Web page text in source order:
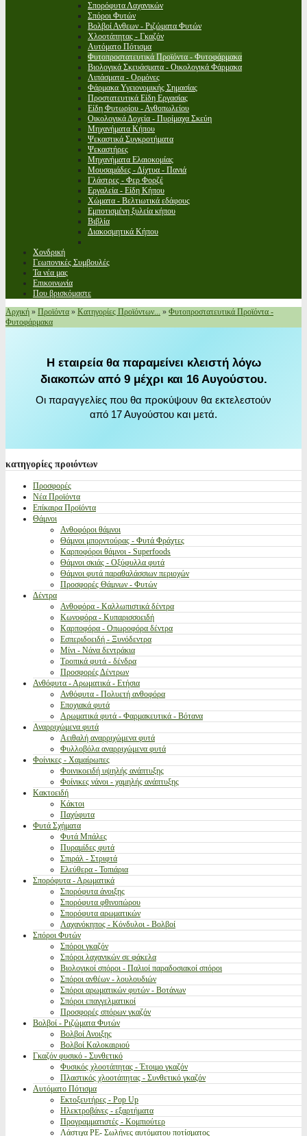
Σπορόφυτα Λαχανικών
Σπόροι Φυτών
Βολβοί Ανθεων - Ριζώματα Φυτών
Χλοοτάπητας - Γκαζόν
Αυτόματο Πότισμα
Φυτοπροστατευτικά Προϊόντα - Φυτοφάρμακα
Βιολογικά Σκευάσματα - Οικολογικά Φάρμακα
Λιπάσματα - Ορμόνες
Φάρμακα Υγειονομικής Σημασίας
Προστατευτικά Είδη Εργασίας
Είδη Φυτωρίου - Ανθοπωλείου
Οικολογικά Δοχεία - Πυρίμαχα Σκεύη
Μηχανήματα Κήπου
Ψεκαστικά Συγκροτήματα
Ψεκαστήρες
Μηχανήματα Ελαιοκομίας
Μουσαμάδες - Δίχτυα - Πανιά
Γλάστρες - Φερ Φορζέ
Εργαλεία - Είδη Κήπου
Χώματα - Βελτιωτικά εδάφους
Εμποτισμένη ξυλεία κήπου
Βιβλία
Διακοσμητικά Κήπου
Χονδρική
Γεωπονικές Συμβουλές
Τα νέα μας
Επικοινωνία
Που βρισκόμαστε
Αρχική » Προϊόντα » Κατηγορίες Προϊόντων... » Φυτοπροστατευτικά Προϊόντα -
Φυτοφάρμακα
Η εταιρεία θα παραμείνει κλειστή λόγω
διακοπών από 9 μέχρι και 16 Αυγούστου.
Οι παραγγελίες που θα προκύψουν θα εκτελεστούν
από 17 Αυγούστου και μετά.
κατηγορίες προιόντων
Προσφορές
Νέα Προϊόντα
Επίκαιρα Προϊόντα
Θάμνοι
Ανθοφόροι θάμνοι
Θάμνοι μπορντούρας - Φυτά Φράχτες
Καρποφόροι θάμνοι - Superfoods
Θάμνοι σκιάς - Οξύφυλλα φυτά
Θάμνοι φυτά παραθαλάσσιων περιοχών
Προσφορές Θάμνων - Φυτών
Δέντρα
Ανθοφόρα - Καλλωπιστικά δέντρα
Κωνοφόρα - Κυπαρισσοειδή
Καρποφόρα - Οπωροφόρα δέντρα
Εσπεριδοειδή - Ξυνόδεντρα
Μίνι - Νάνα δεντράκια
Τροπικά φυτά - δένδρα
Προσφορές Δέντρων
Ανθόφυτα - Αρωματικά - Ετήσια
Ανθόφυτα - Πολυετή ανθοφόρα
Εποχιακά φυτά
Αρωματικά φυτά - Φαρμακευτικά - Βότανα
Αναρριχώμενα φυτά
Αειθαλή αναρριχώμενα φυτά
Φυλλοβόλα αναρριχώμενα φυτά
Φοίνικες - Χαμαίρωπες
Φοινικοειδή υψηλής ανάπτυξης
Φοίνικες νάνοι - χαμηλής ανάπτυξης
Κακτοειδή
Κάκτοι
Παχύφυτα
Φυτά Σχήματα
Φυτά Μπάλες
Πυραμίδες φυτά
Σπιράλ - Στριφτά
Ελεύθερα - Τοπιάρια
Σπορόφυτα - Αρωματικά
Σπορόφυτα άνοιξης
Σπορόφυτα φθινοπώρου
Σπορόφυτα αρωματικών
Λαχανόκηπος - Κόνδυλοι - Βολβοί
Σπόροι Φυτών
Σπόροι γκαζόν
Σπόροι λαχανικών σε φάκελα
Βιολογικοί σπόροι - Παλιοί παραδοσιακοί σπόροι
Σπόροι ανθέων - λουλουδιών
Σπόροι αρωματικών φυτών - Βοτάνων
Σπόροι επαγγελματικοί
Προσφορές σπόρων γκαζόν
Βολβοί - Ριζώματα Φυτών
Βολβοί Ανοιξης
Βολβοί Καλοκαιριού
Γκαζόν φυσικό - Συνθετικό
Φυσικός χλοοτάπητας - Έτοιμο γκαζόν
Πλαστικός χλοοτάπητας - Συνθετικό γκαζόν
Αυτόματο Πότισμα
Εκτοξευτήρες - Pop Up
Ηλεκτροβάνες - εξαρτήματα
Προγραμματιστές - Κομπιούτερ
Λάστιχα PE- Σωλήνες αυτόματου ποτίσματος